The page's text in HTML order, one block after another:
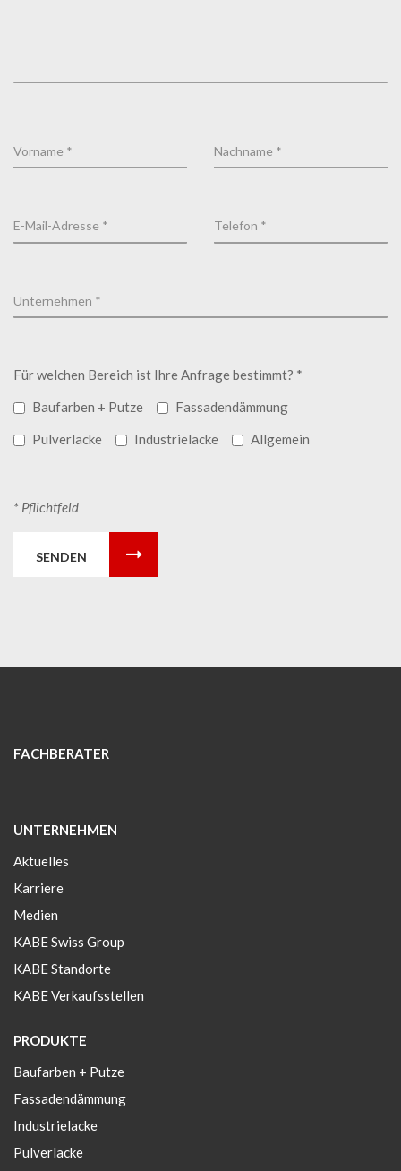
Für welchen Bereich ist Ihre Anfrage bestimmt? *
Baufarben + Putze
Fassadendämmung
Pulverlacke
Industrielacke Allgemein
* Pflichtfeld
SENDEN
FACHBERATER
UNTERNEHMEN
Aktuelles
Karriere
Medien
KABE Swiss Group
KABE Standorte
KABE Verkaufsstellen
PRODUKTE
Baufarben + Putze
Fassadendämmung
Industrielacke
Pulverlacke